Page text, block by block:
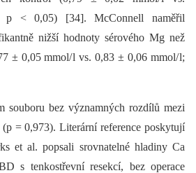
p < 0,05) [34]. McConnell naměřil
nižší hodnoty sérového Mg než
± 0,05 mmol/ l vs. 0,83 ± 0,06 mmol/ l;
souboru bez významných rozdílů mezi
= 0,973). Literární reference poskytují
et al. popsali srovnatelné hladiny Ca
s tenkostřevní resekcí, bez operace